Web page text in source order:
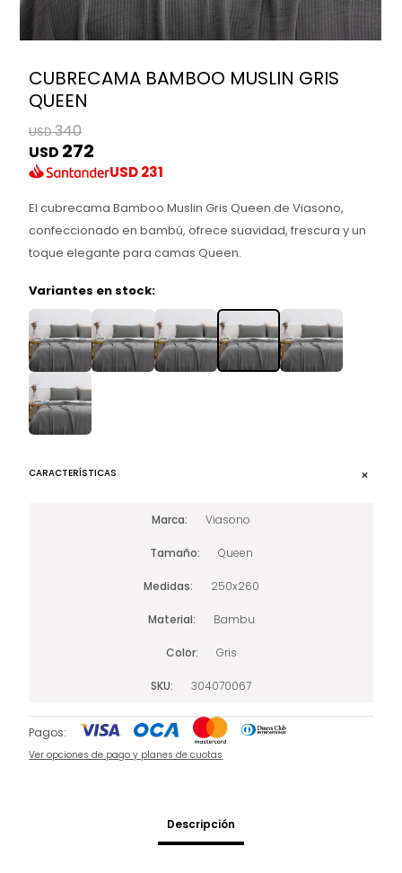
CUBRECAMA BAMBOO MUSLIN GRIS
QUEEN
USD340
USD 272
USD231
El cubrecama Bamboo Muslin Gris Queen de Viasono,
confeccionado en bambú, ofrece suavidad, frescura y un
toque elegante para camas Queen.
Variantes en stock:
CARACTERÍSTICAS
Marca Viasono
Tamaño Queen
Medidas 250x260
Material Bambu
Color Gris
SKU 304070067
Pagos:
Ver opciones de pago y planes de cuotas
Descripción